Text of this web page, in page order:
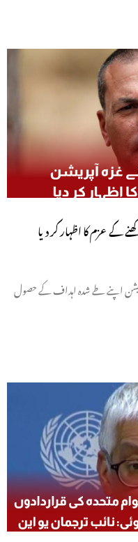
کے عزم کا اظہار کر دیا
اپنے طے شدہ اہداف کے حصول